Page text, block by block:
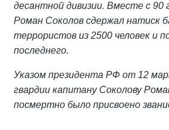
десантной дивизии. Вместе с 90
Роман Соколов сдержал натиск
террористов из 2500 человек и
последнего.
Указом президента РФ от 12
гвардии капитану Соколову
посмертно было присвоено